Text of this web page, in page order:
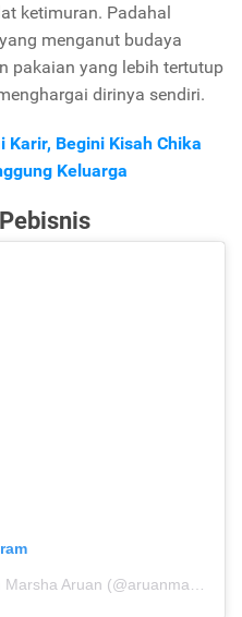
ketimuran. Padahal
menganut budaya
pakaian yang lebih tertutup
dirinya sendiri.
Karir, Begini Kisah Chika
Keluarga
Sebuah kiriman dibagikan oleh Marsha Aruan (@aruanmarsha)